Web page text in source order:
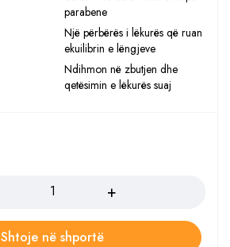
parabene
Një përbërës i lëkurës që ruan
ekuilibrin e lëngjeve
Ndihmon në zbutjen dhe
qetësimin e lëkurës suaj
Shtoje në shportë